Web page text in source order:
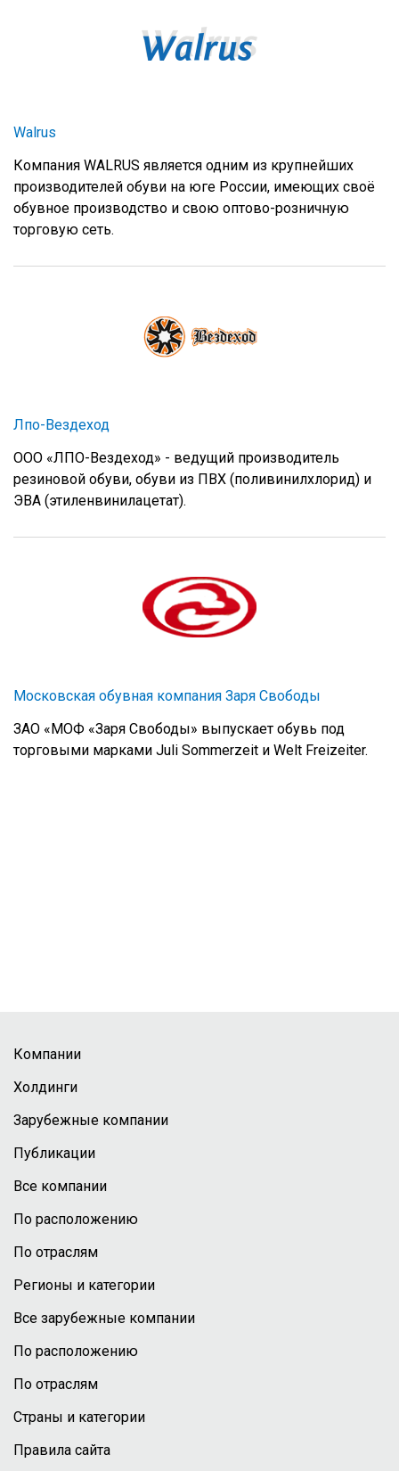
Walrus
Компания WALRUS является одним из крупнейших
производителей обуви на юге России, имеющих своё
обувное производство и свою оптово-розничную
торговую сеть.
Лпо-Вездеход
ООО «ЛПО-Вездеход» - ведущий производитель
резиновой обуви, обуви из ПВХ (поливинилхлорид) и
ЭВА (этиленвинилацетат).
Московская обувная компания Заря Свободы
ЗАО «МОФ «Заря Свободы» выпускает обувь под
торговыми марками Juli Sommerzeit и Welt Freizeiter.
Компании
Холдинги
Зарубежные компании
Публикации
Все компании
По расположению
По отраслям
Регионы и категории
Все зарубежные компании
По расположению
По отраслям
Страны и категории
Правила сайта